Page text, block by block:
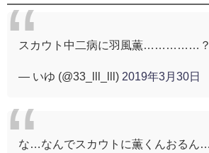
スカウト中二病に羽風薫……………？
— いゆ (@33_lll_lll) 2019年3月30日
な…なんでスカウトに薫くんおる